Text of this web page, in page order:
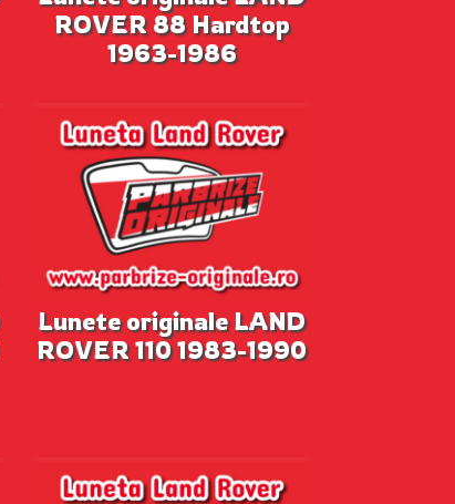
ROVER 88 Hardtop
1963-1986
Lunete originale LAND
ROVER 110 1983-1990